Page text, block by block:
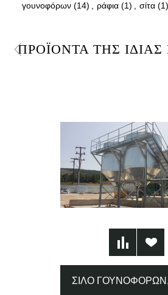
γουνοφόρων (14) , ράφια (1) , σίτα (1)
ΠΡΟΪΌΝΤΑ ΤΗΣ
ΣΙΛΌ